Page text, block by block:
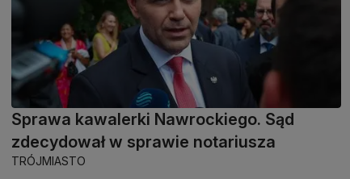
Sprawa kawalerki Nawrockiego. Sąd
zdecydował w sprawie notariusza
TRÓJMIASTO